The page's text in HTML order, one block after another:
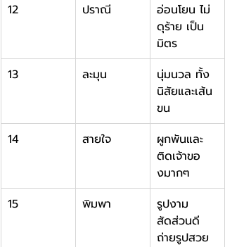
12
ปราณี
อ่อนโยน ไม่
ดุร้าย เป็น
มิตร
13
ละมุน
นุ่มนวล ทั้ง
นิสัยและเส้น
ขน
14
สายใจ
ผูกพันและ
ติดเจ้าขอ
งมากๆ
15
พิมพา
รูปงาม
สัดส่วนดี
ถ่ายรูปสวย